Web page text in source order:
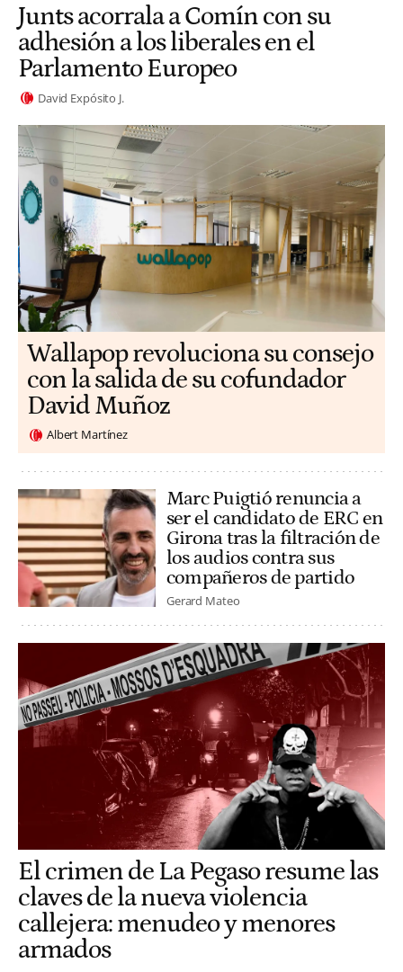
Junts acorrala a Comín con su
adhesión a los liberales en el
Parlamento Europeo
David Expósito J.
Wallapop revoluciona su consejo
con la salida de su cofundador
David Muñoz
Albert Martínez
Marc Puigtió renuncia a
ser el candidato de ERC en
Girona tras la filtración de
los audios contra sus
compañeros de partido
Gerard Mateo
El crimen de La Pegaso resume las
claves de la nueva violencia
callejera: menudeo y menores
armados